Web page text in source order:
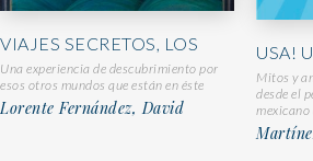
VIAJES SECRETOS, LOS
Una experiencia de descubrimiento por
esos otros mundos que están en éste
Lorente Fernández, David
USA!
Mitos y
desde el
mexicano